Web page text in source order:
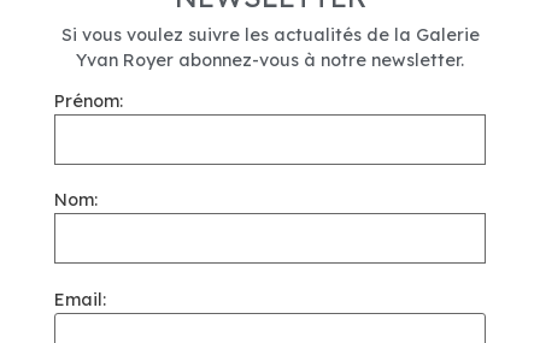
Si vous voulez suivre les actualités de la Galerie
Yvan Royer abonnez-vous à notre newsletter.
Prénom:
Nom:
Email: